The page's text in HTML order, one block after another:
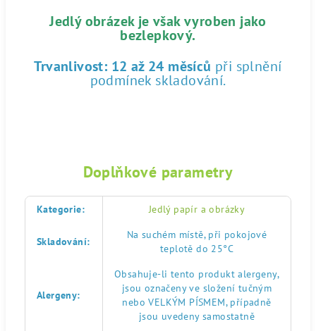
Jedlý obrázek je však vyroben jako
bezlepkový.
Trvanlivost: 12 až 24 měsíců při splnění
podmínek skladování.
Doplňkové parametry
Kategorie: Jedlý papír a obrázky
Skladování:
Na suchém místě, při pokojové
teplotě do 25°C
Alergeny:
Obsahuje-li tento produkt alergeny,
jsou označeny ve složení tučným
nebo VELKÝM PÍSMEM, případně
jsou uvedeny samostatně